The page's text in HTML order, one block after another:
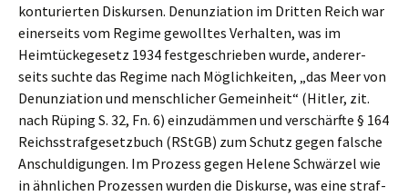
kontu­rier­ten Diskur­sen. Denun­zia­ti­on im Dritten Reich war
einer­seits vom Regime gewoll­tes Verhal­ten, was im
Heimtü­cke­ge­setz 1934 festge­schrie­ben wurde, anderer­
seits suchte das Regime nach Möglich­kei­ten, „das Meer von
Denun­zia­ti­on und mensch­li­cher Gemein­heit“ (Hitler, zit.
nach Rüping S. 32, Fn. 6) einzu­däm­men und verschärf­te § 164
Reichs­straf­ge­setz­buch (RStGB) zum Schutz gegen falsche
Anschul­di­gun­gen. Im Prozess gegen Helene Schwär­zel wie
in ähnli­chen Prozes­sen wurden die Diskur­se, was eine straf­